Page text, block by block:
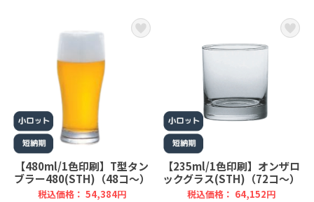
【480ml/1色印刷】T型タン
ブラー480(STH)（48コ～）
税込価格： 54,384円
【235ml/1色印刷】オンザロ
ックグラス(STH)（72コ～）
税込価格： 64,152円